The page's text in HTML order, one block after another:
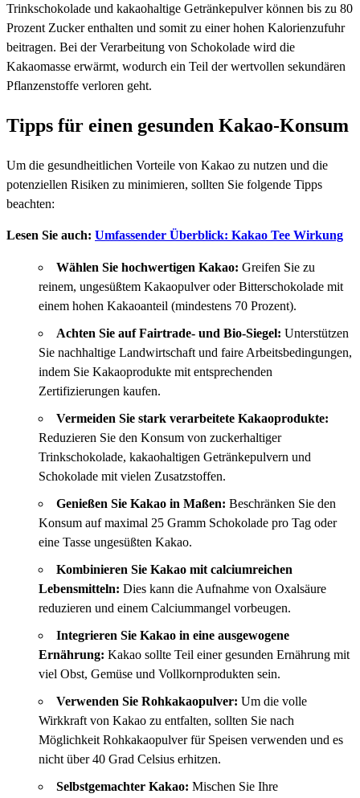
Trinkschokolade und kakaohaltige Getränkepulver können bis zu 80
Prozent Zucker enthalten und somit zu einer hohen Kalorienzufuhr
beitragen. Bei der Verarbeitung von Schokolade wird die
Kakaomasse erwärmt, wodurch ein Teil der wertvollen sekundären
Pflanzenstoffe verloren geht.
Tipps für einen gesunden Kakao-Konsum
Um die gesundheitlichen Vorteile von Kakao zu nutzen und die
potenziellen Risiken zu minimieren, sollten Sie folgende Tipps
beachten:
Lesen Sie auch: Umfassender Überblick: Kakao Tee Wirkung
Wählen Sie hochwertigen Kakao: Greifen Sie zu
reinem, ungesüßtem Kakaopulver oder Bitterschokolade mit
einem hohen Kakaoanteil (mindestens 70 Prozent).
Achten Sie auf Fairtrade- und Bio-Siegel: Unterstützen
Sie nachhaltige Landwirtschaft und faire Arbeitsbedingungen,
indem Sie Kakaoprodukte mit entsprechenden
Zertifizierungen kaufen.
Vermeiden Sie stark verarbeitete Kakaoprodukte:
Reduzieren Sie den Konsum von zuckerhaltiger
Trinkschokolade, kakaohaltigen Getränkepulvern und
Schokolade mit vielen Zusatzstoffen.
Genießen Sie Kakao in Maßen: Beschränken Sie den
Konsum auf maximal 25 Gramm Schokolade pro Tag oder
eine Tasse ungesüßten Kakao.
Kombinieren Sie Kakao mit calciumreichen
Lebensmitteln: Dies kann die Aufnahme von Oxalsäure
reduzieren und einem Calciummangel vorbeugen.
Integrieren Sie Kakao in eine ausgewogene
Ernährung: Kakao sollte Teil einer gesunden Ernährung mit
viel Obst, Gemüse und Vollkornprodukten sein.
Verwenden Sie Rohkakaopulver: Um die volle
Wirkkraft von Kakao zu entfalten, sollten Sie nach
Möglichkeit Rohkakaopulver für Speisen verwenden und es
nicht über 40 Grad Celsius erhitzen.
Selbstgemachter Kakao: Mischen Sie Ihre